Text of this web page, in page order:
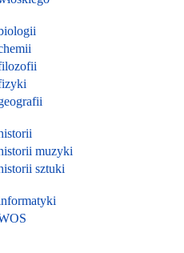
muzyki
sztuki